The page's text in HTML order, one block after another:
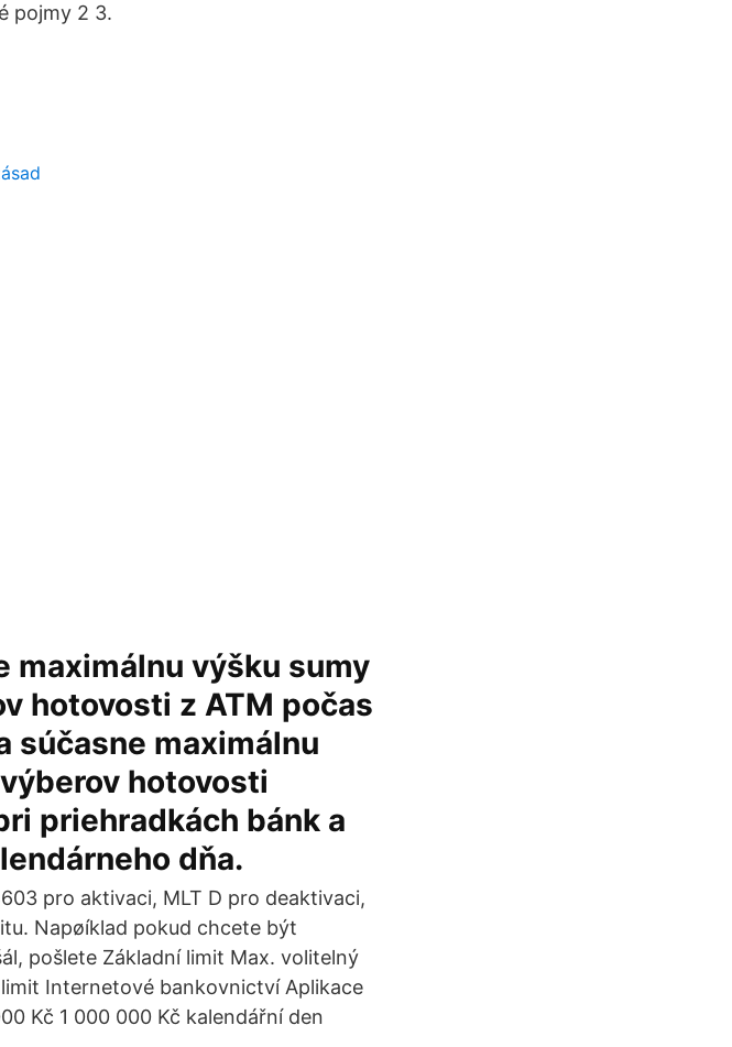
pojmy 2 3.
maximálnu výšku sumy
hotovosti z ATM počas
súčasne maximálnu
hotovosti
priehradkách bánk a
dňa.
pro aktivaci, MLT D pro deaktivaci,
Napøíklad pokud chcete být
pošlete Základní limit Max. volitelný
Internetové bankovnictví Aplikace
Kč 1 000 000 Kč kalendářní den